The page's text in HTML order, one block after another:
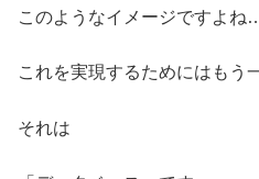
このようなイメージですよね
これを実現するためにはもう
それは